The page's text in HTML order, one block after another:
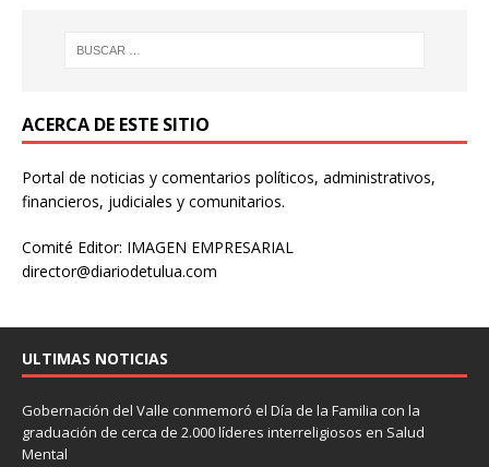
ACERCA DE ESTE SITIO
Portal de noticias y comentarios políticos, administrativos,
financieros, judiciales y comunitarios.
Comité Editor: IMAGEN EMPRESARIAL
director@diariodetulua.com
ULTIMAS NOTICIAS
Gobernación del Valle conmemoró el Día de la Familia con la
graduación de cerca de 2.000 líderes interreligiosos en Salud
Mental